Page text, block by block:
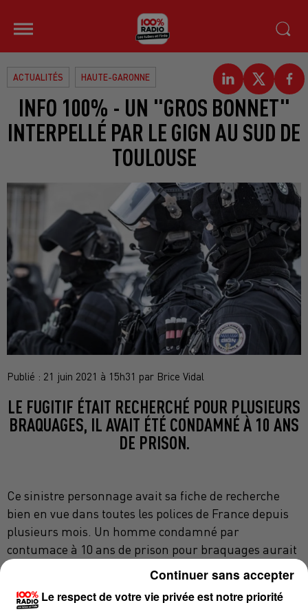
ACTUALITÉS HAUTE-GARONNE
INFO 100% - UN "GROS BONNET"
INTERPELLÉ PAR LE GIGN AU SUD DE
TOULOUSE
Publié : 21 juin 2021 à 15h31 par Brice Vidal
LE FUGITIF ÉTAIT RECHERCHÉ POUR PLUSIEURS
BRAQUAGES, IL AVAIT ÉTÉ CONDAMNÉ À 10 ANS
DE PRISON.
Ce sinistre personnage avait sa fiche de recherche
bien en vue dans toutes les polices de France depuis
plusieurs mois. Un homme condamné par
contumace à 10 ans de prison pour braquages aurait
été interpellé, samedi, sur la commune de Martres-
Le respect de votre vie privée est notre priorité
Continuer sans accepter